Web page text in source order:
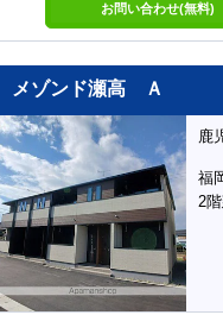
お問い合わせ(無料)
メゾンド瀬高 Ａ
鹿
福
2